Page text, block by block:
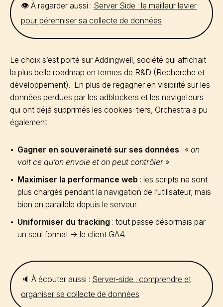
👁️ À regarder aussi : Server Side : le meilleur levier
pour pérenniser sa collecte de données
Le choix s’est porté sur Addingwell, société qui affichait
la plus belle roadmap en termes de R&D (Recherche et
développement). En plus de regagner en visibilité sur les
données perdues par les adblockers et les navigateurs
qui ont déjà supprimés les cookies-tiers, Orchestra a pu
également :
Gagner en souveraineté sur ses données : « on
voit ce qu’on envoie et on peut contrôler ».
Maximiser la performance web : les scripts ne sont
plus chargés pendant la navigation de l’utilisateur, mais
bien en parallèle depuis le serveur.
Uniformiser du tracking : tout passe désormais par
un seul format -> le client GA4.
🔈 À écouter aussi : Server-side : comprendre et
organiser sa collecte de données